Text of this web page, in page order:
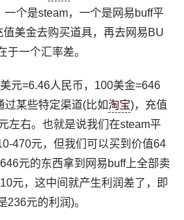
个是steam，一个是网易buff平
美金去购买道具，再去网易BU
于一个汇率差。
元=6.46人民币，100美金=646
过某些特定渠道(比如淘宝)，充值
左右。也就是说我们在steam平
470元，但我们可以买到价值64
元的东西拿到网易buff上全部卖
元，这中间就产生利润差了，即
236元的利润)。